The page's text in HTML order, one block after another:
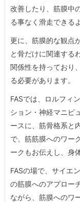
改善したり、筋膜中
る事なく滑走できる
更に、筋膜的な観点
と骨だけに関連する
関係性を持っており
る必要があります。
FASでは、ロルフィ
ション・神経マニピ
ースに、筋骨格系と
で、筋筋膜へのワー
ークもお伝えし、身
FASの場で、サイエ
の筋膜へのアプロー
ながら、筋膜へのワ